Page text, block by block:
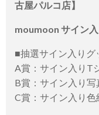
古屋パルコ店】
moumoon サイン
■抽選サイン入りグ
A賞：サイン入りT
B賞：サイン入り写
C賞：サイン入り色